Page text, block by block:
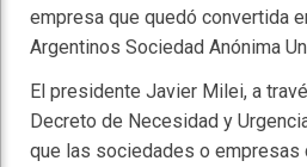
empresa que quedó convertida
Argentinos Sociedad Anónima
El presidente Javier Milei, a
Decreto de Necesidad y
que las sociedades o empresas